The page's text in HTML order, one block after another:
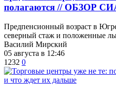
полагаются // ОБЗОР
Предпенсионный возраст в
северный стаж и положенные
Василий Мирский
05 августа в 12:46
1232 0